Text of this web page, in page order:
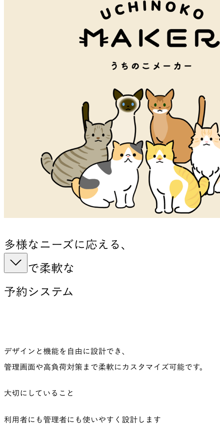
多様なニーズに応える、
安心で柔軟な
予約システム
デザインと機能を自由に設計でき、
管理画面や高負荷対策まで柔軟にカスタマイズ可能です。
大切にしていること
利用者にも管理者にも使いやすく設計します